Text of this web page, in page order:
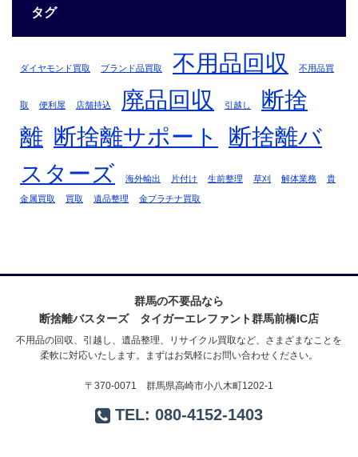
タグ
ダイヤモンド買取 ブランド品買取 不用品回収 不用品買
取 便利屋 店舗持込 廃品回収 引越し
断捨
離 断捨離サポート
断捨離バ
スターズ
海外輸出 片付け 生前整理 草刈 解体業務 貴
金属買取 買取 遺品整理 金プラチナ買取
群馬の不要品なら
断捨離バスターズ タイガーエレファント群馬前橋IC店
不用品の回収、引越し、遺品整理、リサイクル買取など、さまざまなことを
柔軟に対応いたします。まずはお気軽にお問い合わせください。
〒370-0071 群馬県高崎市小八木町1202-1
TEL: 080-4152-1403